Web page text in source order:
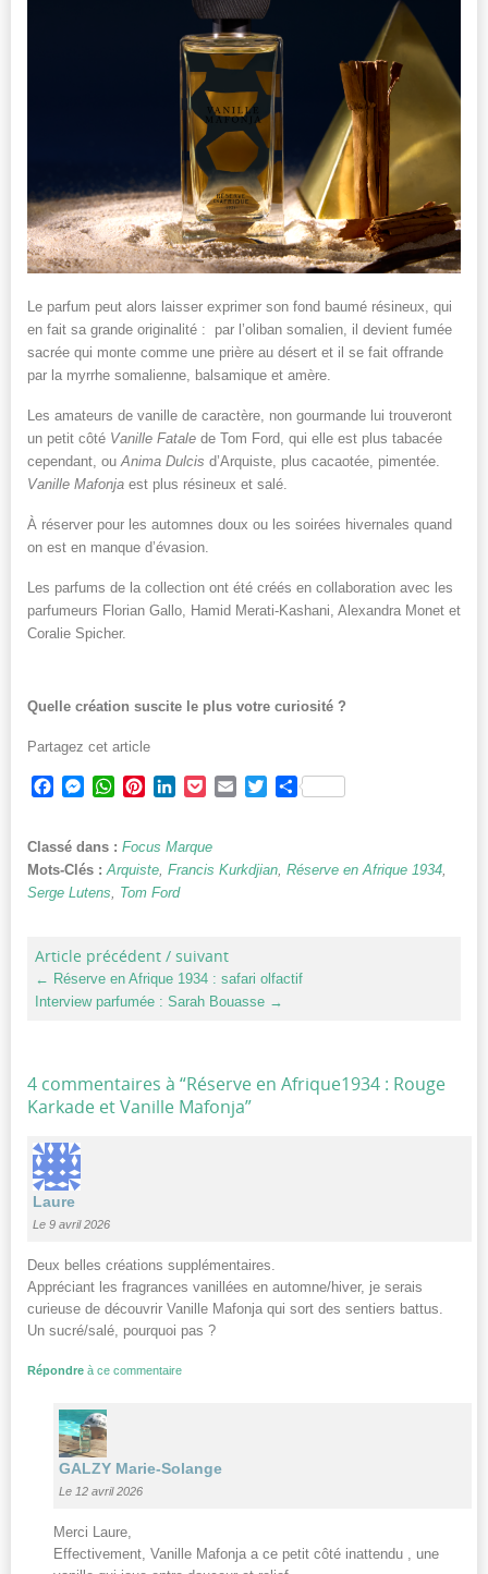
Le parfum peut alors laisser exprimer son fond baumé résineux, qui
en fait sa grande originalité : par l’oliban somalien, il devient fumée
sacrée qui monte comme une prière au désert et il se fait offrande
par la myrrhe somalienne, balsamique et amère.
Les amateurs de vanille de caractère, non gourmande lui trouveront
un petit côté Vanille Fatale de Tom Ford, qui elle est plus tabacée
cependant, ou Anima Dulcis d’Arquiste, plus cacaotée, pimentée.
Vanille Mafonja est plus résineux et salé.
À réserver pour les automnes doux ou les soirées hivernales quand
on est en manque d’évasion.
Les parfums de la collection ont été créés en collaboration avec les
parfumeurs Florian Gallo, Hamid Merati-Kashani, Alexandra Monet et
Coralie Spicher.
Quelle création suscite le plus votre curiosité ?
Partagez cet article
Facebook
Messenger
WhatsApp
PinterestLinkedInPocketEmailTwitterPartager
Classé dans : Focus Marque
Mots-Clés :Arquiste, Francis Kurkdjian, Réserve en Afrique 1934,
Serge Lutens, Tom Ford
Article précédent / suivant
← Réserve en Afrique 1934 : safari olfactif
Interview parfumée : Sarah Bouasse →
4 commentaires à “Réserve en Afrique1934 : Rouge
Karkade et Vanille Mafonja”
Laure
Le 9 avril 2026
Deux belles créations supplémentaires.
Appréciant les fragrances vanillées en automne/hiver, je serais
curieuse de découvrir Vanille Mafonja qui sort des sentiers battus.
Un sucré/salé, pourquoi pas ?
Répondre à ce commentaire
GALZY Marie-Solange
Le 12 avril 2026
Merci Laure,
Effectivement, Vanille Mafonja a ce petit côté inattendu , une